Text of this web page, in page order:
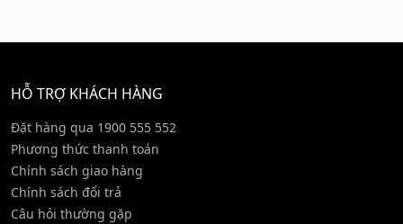
HỖ TRỢ KHÁCH HÀNG
Đặt hàng qua 1900 555 552
Phương thức thanh toán
Chính sách giao hàng
Chính sách đổi trả
Câu hỏi thường gặp